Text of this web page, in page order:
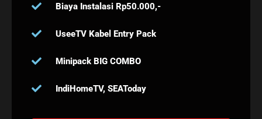
Biaya Instalasi Rp50.000,-
UseeTV Kabel Entry Pack
Minipack BIG COMBO
IndiHomeTV, SEAToday